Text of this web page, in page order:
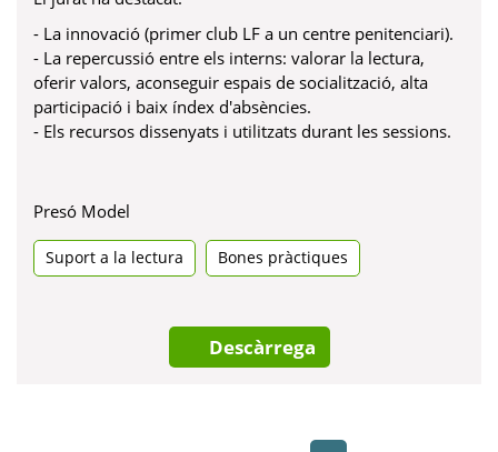
- La innovació (primer club LF a un centre penitenciari).
- La repercussió entre els interns: valorar la lectura,
oferir valors, aconseguir espais de socialització, alta
participació i baix índex d'absències.
- Els recursos dissenyats i utilitzats durant les sessions.
Presó Model
Suport a la lectura Bones pràctiques
Descàrrega